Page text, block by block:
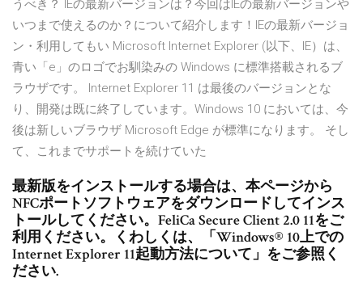
うべき？ IEの最新バージョンは？今回はIEの最新バージョンや
いつまで使えるのか？について紹介します！IEの最新バージョ
ン・利用してもい Microsoft Internet Explorer (以下、IE）は、
青い「e」のロゴでお馴染みの Windows に標準搭載されるブ
ラウザです。 Internet Explorer 11 は最後のバージョンとな
り、開発は既に終了しています。Windows 10 においては、今
後は新しいブラウザ Microsoft Edge が標準になります。 そし
て、これまでサポートを続けていた
最新版をインストールする場合は、本ページから
NFCポートソフトウェアをダウンロードしてインス
トールしてください。FeliCa Secure Client 2.0 11をご
利用ください。くわしくは、「Windows® 10上での
Internet Explorer 11起動方法について」をご参照く
ださい.